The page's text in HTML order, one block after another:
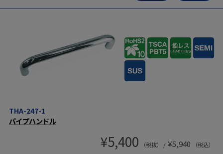
THA-247-1
パイプハンドル
¥5,400 （税抜） / ¥5,940 （税込）